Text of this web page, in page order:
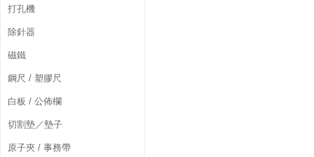
打孔機
除針器
磁鐵
鋼尺 / 塑膠尺
白板 / 公佈欄
切割墊／墊子
原子夾 / 事務帶